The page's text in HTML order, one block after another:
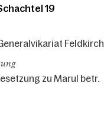
19
Feldkirch
zu Marul betr.